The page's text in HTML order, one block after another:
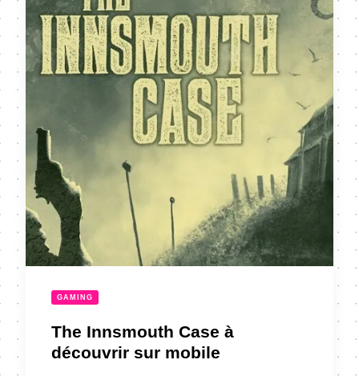
GAMING
The Innsmouth Case à
découvrir sur mobile